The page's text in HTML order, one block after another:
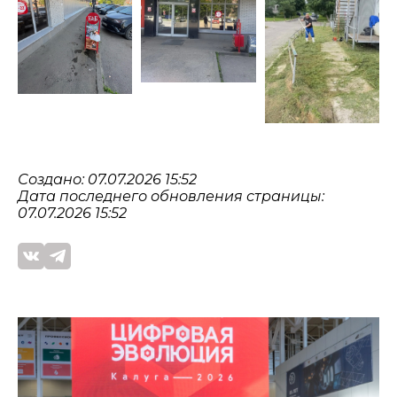
Создано: 07.07.2026 15:52
Дата последнего обновления страницы:
07.07.2026 15:52